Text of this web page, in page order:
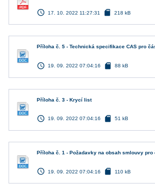
access_time 17. 10. 2022 11:27:31 sd_card 218 kB
Příloha č. 5 - Technická specifikace CAS pro
access_time 19. 09. 2022 07:04:16 sd_card 88 kB
Příloha č. 3 - Krycí list
access_time 19. 09. 2022 07:04:16 sd_card 51 kB
Příloha č. 1 - Požadavky na obsah smlouvy pro
access_time 19. 09. 2022 07:04:16 sd_card 110 kB